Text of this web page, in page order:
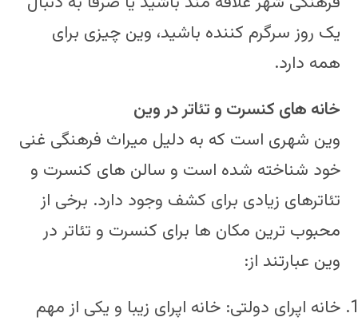
یک روز سرگرم کننده باشید، وین چیزی برای
همه دارد.
خانه های کنسرت و تئاتر در وین
وین شهری است که به دلیل میراث فرهنگی غنی
خود شناخته شده است و سالن های کنسرت و
تئاترهای زیادی برای کشف وجود دارد. برخی از
محبوب ترین مکان ها برای کنسرت و تئاتر در
وین عبارتند از:
خانه اپرای دولتی: خانه اپرای زیبا و یکی از مهم